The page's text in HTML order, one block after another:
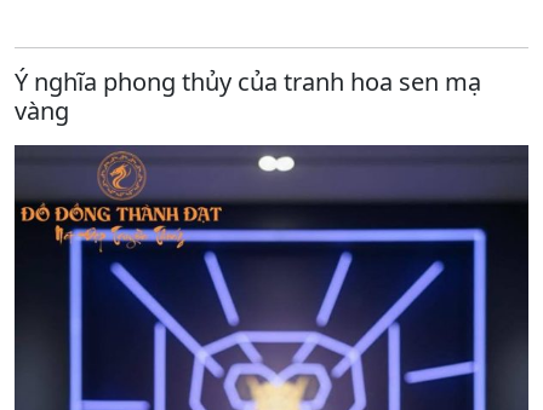
Ý nghĩa phong thủy của tranh hoa sen mạ
vàng